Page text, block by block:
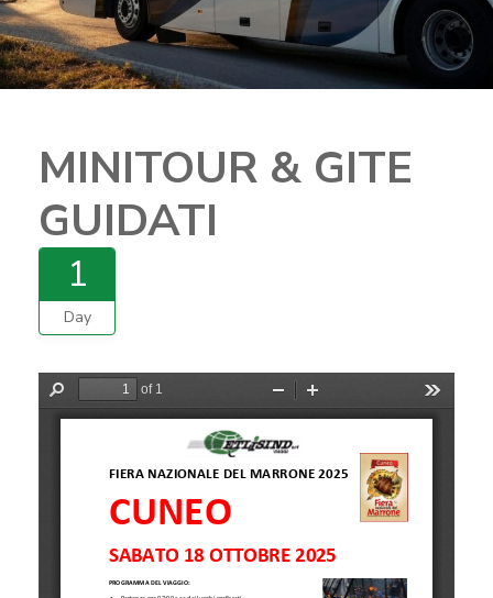
MINITOUR & GITE
GUIDATI
1
Day